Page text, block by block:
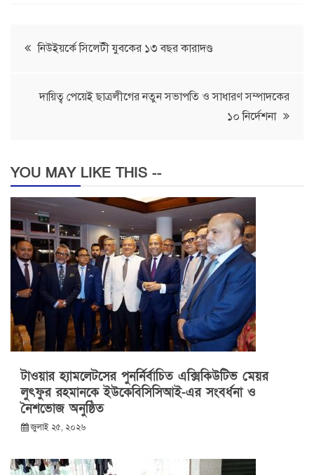
Post
নিউইয়র্কে সিলেটী যুবকের ১৩ বছর কারাদণ্ড
দায়িত্ব পেয়েই ছাত্রলীগের নতুন সভাপতি ও সাধারণ সম্পাদকের
১০ নির্দেশনা
YOU MAY LIKE THIS --
টাওয়ার হ্যামলেটসের পুনর্নির্বাচিত এক্সিকিউটিভ মেয়র
লুৎফুর রহমানকে ইউকেবিসিসিআই-এর সংবর্ধনা ও
নৈশভোজ অনুষ্ঠিত
জুলাই ২৫, ২০২৬